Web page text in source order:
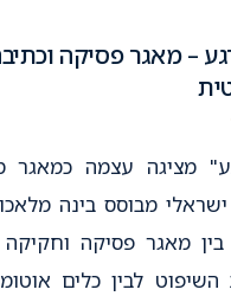
רגע – מאגר פסיקה
מציגה עצמה כמאגר
מבוסס בינה
מאגר פסיקה
השיפוט לבין כלים